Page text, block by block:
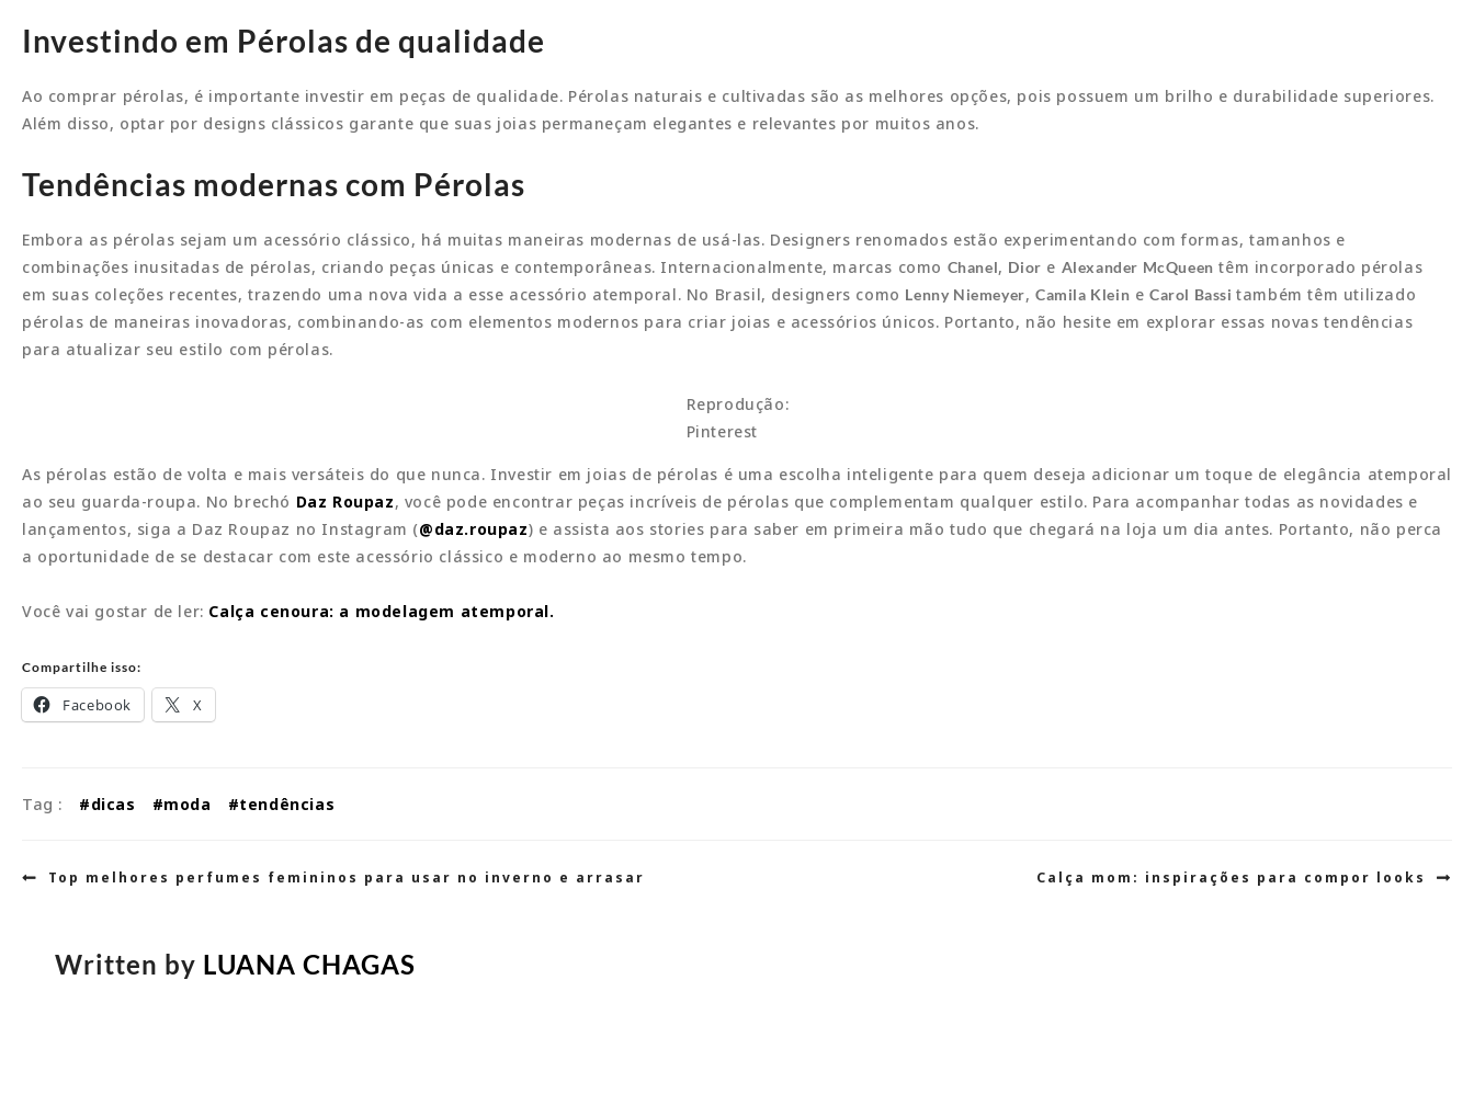
Investindo em Pérolas de qualidade
Ao comprar pérolas, é importante investir em peças de qualidade. Pérolas naturais e cultivadas são as melhores opções, pois possuem um brilho e durabilidade superiores.
Além disso, optar por designs clássicos garante que suas joias permaneçam elegantes e relevantes por muitos anos.
Tendências modernas com Pérolas
Embora as pérolas sejam um acessório clássico, há muitas maneiras modernas de usá-las. Designers renomados estão experimentando com formas, tamanhos e
combinações inusitadas de pérolas, criando peças únicas e contemporâneas. Internacionalmente, marcas como Chanel, Dior e Alexander McQueen têm incorporado pérolas
em suas coleções recentes, trazendo uma nova vida a esse acessório atemporal. No Brasil, designers como Lenny Niemeyer,Camila Klein eCarol Bassitambém têm utilizado
pérolas de maneiras inovadoras, combinando-as com elementos modernos para criar joias e acessórios únicos. Portanto, não hesite em explorar essas novas tendências
para atualizar seu estilo com pérolas.
Reprodução:
Pinterest
As pérolas estão de volta e mais versáteis do que nunca. Investir em joias de pérolas é uma escolha inteligente para quem deseja adicionar um toque de elegância atemporal
ao seu guarda-roupa. No brechó Daz Roupaz, você pode encontrar peças incríveis de pérolas que complementam qualquer estilo. Para acompanhar todas as novidades e
lançamentos, siga a Daz Roupaz no Instagram (@daz.roupaz) e assista aos stories para saber em primeira mão tudo que chegará na loja um dia antes. Portanto, não perca
a oportunidade de se destacar com este acessório clássico e moderno ao mesmo tempo.
Você vai gostar de ler: Calça cenoura: a modelagem atemporal.
Compartilhe isso:
Facebook X
Tag : #dicas #moda #tendências
Navegação
Post
Top melhores perfumes femininos para usar no inverno e arrasar Calça mom: inspirações para compor looks
Written by LUANA CHAGAS